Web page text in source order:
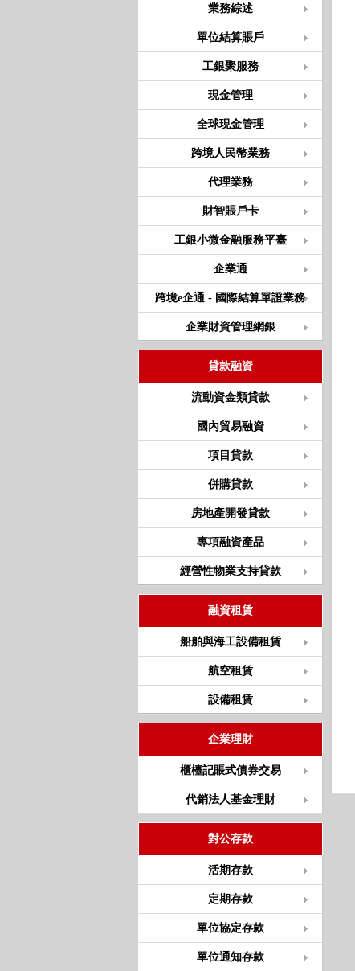
業務綜述
單位結算賬戶
工銀聚服務
現金管理
全球現金管理
跨境人民幣業務
代理業務
財智賬戶卡
工銀小微金融服務平臺
企業通
跨境e企通 - 國際結算單證業務
企業財資管理網銀
貸款融資
流動資金類貸款
國內貿易融資
項目貸款
併購貸款
房地產開發貸款
專項融資產品
經營性物業支持貸款
融資租賃
船舶與海工設備租賃
航空租賃
設備租賃
企業理財
櫃檯記賬式債券交易
代銷法人基金理財
對公存款
活期存款
定期存款
單位協定存款
單位通知存款